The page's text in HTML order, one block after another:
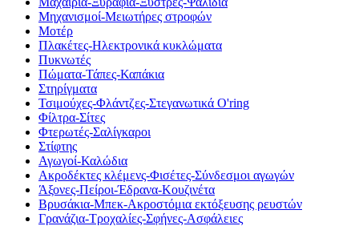
Μηχανισμοί-Μειωτήρες στροφών
Μοτέρ
Πλακέτες-Ηλεκτρονικά κυκλώματα
Πυκνωτές
Πώματα-Τάπες-Καπάκια
Στηρίγματα
Τσιμούχες-Φλάντζες-Στεγανωτικά O'ring
Φίλτρα-Σίτες
Φτερωτές-Σαλίγκαροι
Στίφτης
Αγωγοί-Καλώδια
Ακροδέκτες κλέμενς-Φισέτες-Σύνδεσμοι αγωγών
Άξονες-Πείροι-Έδρανα-Κουζινέτα
Βρυσάκια-Μπεκ-Ακροστόμια εκτόξευσης ρευστών
Γρανάζια-Τροχαλίες-Σφήνες-Ασφάλειες